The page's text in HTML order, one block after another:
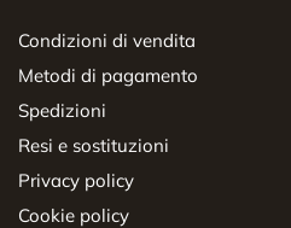
Condizioni di vendita
Metodi di pagamento
Spedizioni
Resi e sostituzioni
Privacy policy
Cookie policy